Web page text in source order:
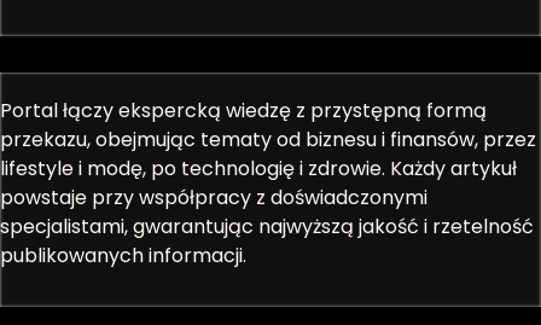
Portal łączy ekspercką wiedzę z przystępną formą
przekazu, obejmując tematy od biznesu i finansów, przez
lifestyle i modę, po technologię i zdrowie. Każdy artykuł
powstaje przy współpracy z doświadczonymi
specjalistami, gwarantując najwyższą jakość i rzetelność
publikowanych informacji.